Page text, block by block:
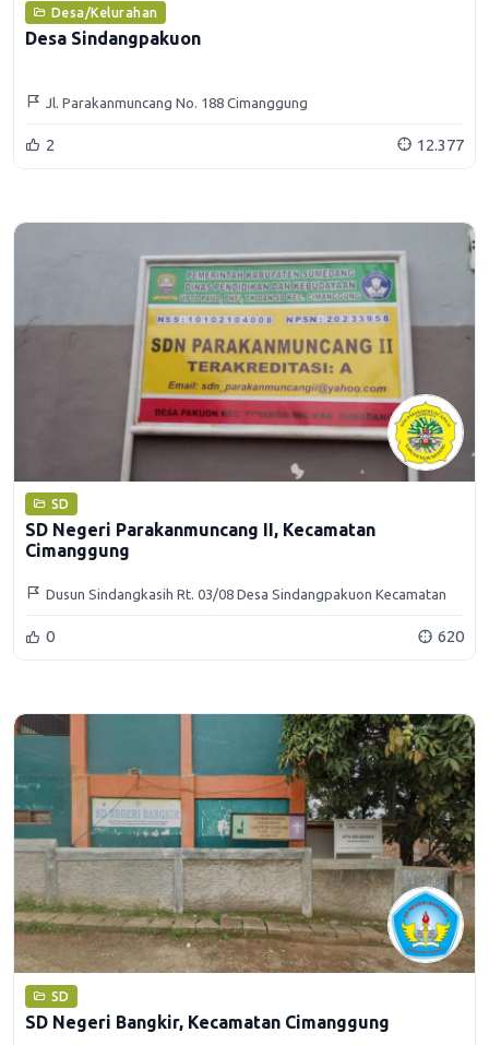
Desa/Kelurahan
Desa Sindangpakuon
Jl. Parakanmuncang No. 188 Cimanggung
2 12.377
SD
SD Negeri Parakanmuncang II, Kecamatan
Cimanggung
Dusun Sindangkasih Rt. 03/08 Desa Sindangpakuon Kecamatan
Cimanggung Kabupaten Sumedang
0 620
SD
SD Negeri Bangkir, Kecamatan Cimanggung